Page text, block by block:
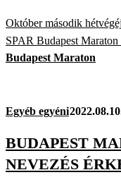
Október második
SPAR Budapest Maraton
Budapest Maraton
Egyéb egyéni
BUDAPEST
NEVEZÉS